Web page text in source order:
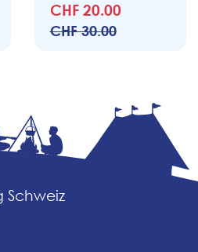
CHF 20.00
CHF 30.00
Schweiz